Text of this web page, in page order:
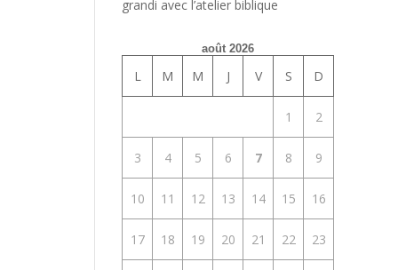
grandi avec l’atelier biblique
août 2026
L M M J V S D
1 2
3 4 5 6 7 8 9
10 11 12 13 14 15 16
17 18 19 20 21 22 23